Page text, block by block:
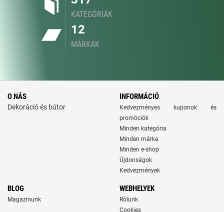
KATEGÓRIÁK
12
MÁRKÁK
O NÁS
Dekoráció és bútor
INFORMÁCIÓ
Kedvezményes kuponok és
promóciók
Minden kategória
Minden márka
Minden e-shop
Újdonságok
Kedvezmények
BLOG
Magazinunk
WEBHELYEK
Rólunk
Cookies